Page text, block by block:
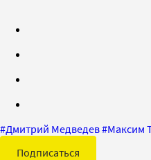
#Дмитрий Медведев#Максим
Подписаться